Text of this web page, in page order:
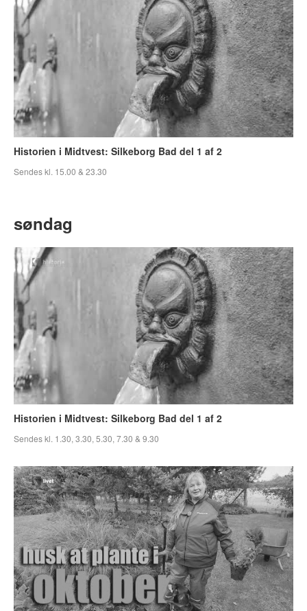
Historien i Midtvest: Silkeborg Bad del 1 af 2
Sendes kl. 15.00 & 23.30
søndag
Historien i Midtvest: Silkeborg Bad del 1 af 2
Sendes kl. 1.30, 3.30, 5.30, 7.30 & 9.30